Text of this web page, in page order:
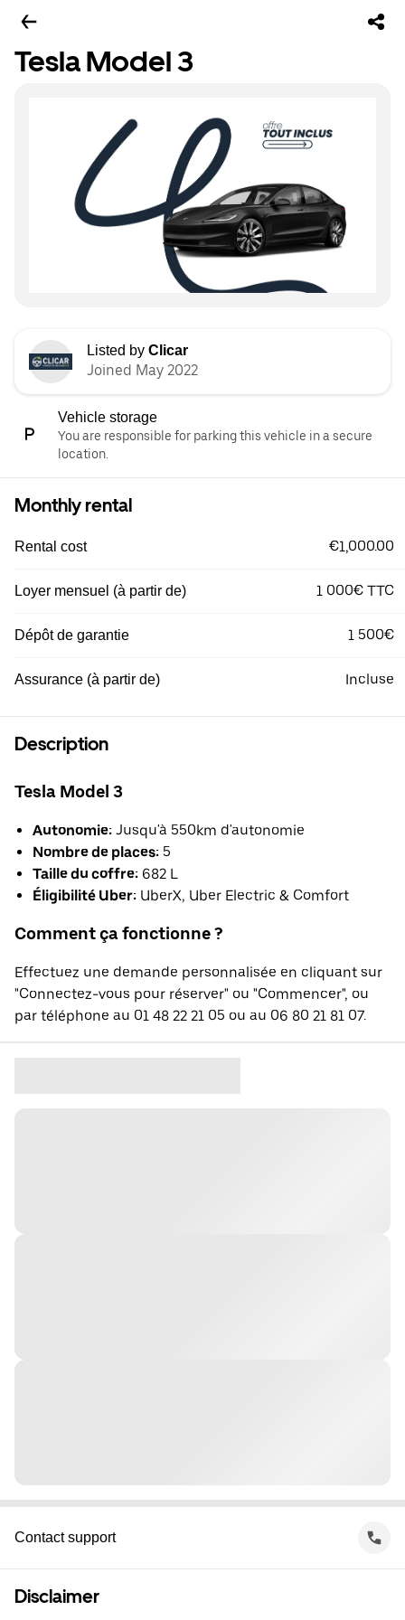
Tesla Model 3
Listed by Clicar
Joined May 2022
Vehicle storage
You are responsible for parking this vehicle in a secure
location.
Monthly rental
Rental cost €1,000.00
Loyer mensuel (à partir de) 1 000€ TTC
Dépôt de garantie 1 500€
Assurance (à partir de) Incluse
Description
Tesla Model 3
Autonomie: Jusqu'à 550km d'autonomie
Nombre de places: 5
Taille du coffre: 682 L
Éligibilité Uber: UberX, Uber Electric & Comfort
Comment ça fonctionne ?
Effectuez une demande personnalisée en cliquant sur
"Connectez-vous pour réserver" ou "Commencer", ou
par téléphone au 01 48 22 21 05 ou au 06 80 21 81 07.
Contact support
Disclaimer